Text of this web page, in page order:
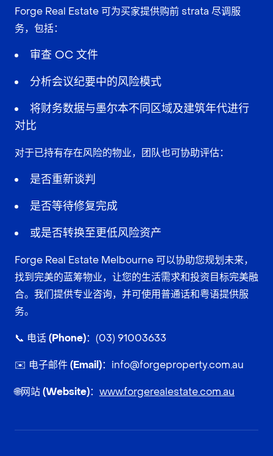
Forge Real Estate 可为买家提供购前 strata 尽调服
务，包括：
审查 OC 文件
分析会议纪要中的风险模式
将财务数据与墨尔本不同区域及建筑年代进行
对比
对于已持有存在风险的物业，团队也可协助评估：
是否重新谈判
是否等待修复完成
或是否转换至更低风险资产
Forge Real Estate Melbourne 可以协助您规划未来，
找到完美的蓝筹物业，让您的生活需求和投资目标完美融
合。我们提供专业咨询，并可使用普通话和粤语提供服
务。
📞 电话 (Phone)： (03) 91003633
✉️ 电子邮件 (Email)： info@forgeproperty.com.au
🌐网站 (Website)： www.forgerealestate.com.au